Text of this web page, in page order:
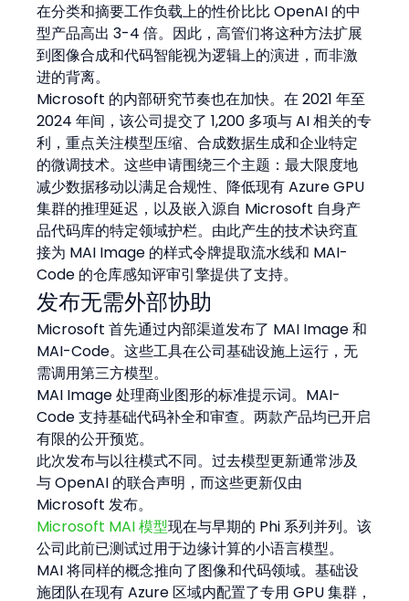
在分类和摘要工作负载上的性价比比 OpenAI 的中
型产品高出 3-4 倍。因此，高管们将这种方法扩展
到图像合成和代码智能视为逻辑上的演进，而非激
进的背离。
Microsoft 的内部研究节奏也在加快。在 2021 年至
2024 年间，该公司提交了 1,200 多项与 AI 相关的专
利，重点关注模型压缩、合成数据生成和企业特定
的微调技术。这些申请围绕三个主题：最大限度地
减少数据移动以满足合规性、降低现有 Azure GPU
集群的推理延迟，以及嵌入源自 Microsoft 自身产
品代码库的特定领域护栏。由此产生的技术诀窍直
接为 MAI Image 的样式令牌提取流水线和 MAI-
Code 的仓库感知评审引擎提供了支持。
发布无需外部协助
Microsoft 首先通过内部渠道发布了 MAI Image 和
MAI-Code。这些工具在公司基础设施上运行，无
需调用第三方模型。
MAI Image 处理商业图形的标准提示词。MAI-
Code 支持基础代码补全和审查。两款产品均已开启
有限的公开预览。
此次发布与以往模式不同。过去模型更新通常涉及
与 OpenAI 的联合声明，而这些更新仅由
Microsoft 发布。
Microsoft MAI 模型现在与早期的 Phi 系列并列。该
公司此前已测试过用于边缘计算的小语言模型。
MAI 将同样的概念推向了图像和代码领域。基础设
施团队在现有 Azure 区域内配置了专用 GPU 集群，